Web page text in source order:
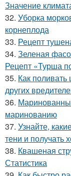
Значение
32. Уборка
корнеплода
33. Рецепт
34. Зеленая
Рецепт «Турша
35. Как
других
36.
маринованию
37. Узнайте,
тени и получать
38. Квашеная
Статистика